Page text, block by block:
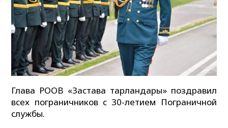
Глава РООВ «Застава тарландары» поздравил
всех пограничников с 30-летием Пограничной
службы.